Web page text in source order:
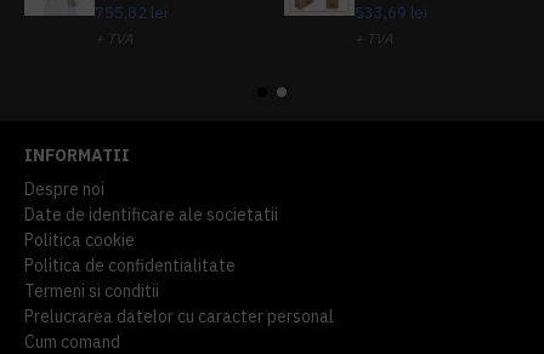
755,82 lei
+ TVA
533,69 lei
+ TVA
INFORMATII
Despre noi
Date de identificare ale societatii
Politica cookie
Politica de confidentialitate
Termeni si conditii
Prelucrarea datelor cu caracter personal
Cum comand